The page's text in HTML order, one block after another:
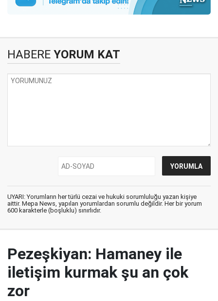
HABERE YORUM KAT
UYARI: Yorumların her türlü cezai ve hukuki sorumluluğu yazan kişiye
aittir. Mepa News, yapılan yorumlardan sorumlu değildir. Her bir yorum
600 karakterle (boşluklu) sınırlıdır.
Pezeşkiyan: Hamaney ile
iletişim kurmak şu an çok
zor